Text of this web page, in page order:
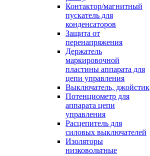
Контактор/магнитный
пускатель для
конденсаторов
Защита от
перенапряжения
Держатель
маркировочной
пластины аппарата для
цепи управления
Выключатель, джойстик
Потенциометр для
аппарата цепи
управления
Расцепитель для
силовых выключателей
Изоляторы
низковольтные